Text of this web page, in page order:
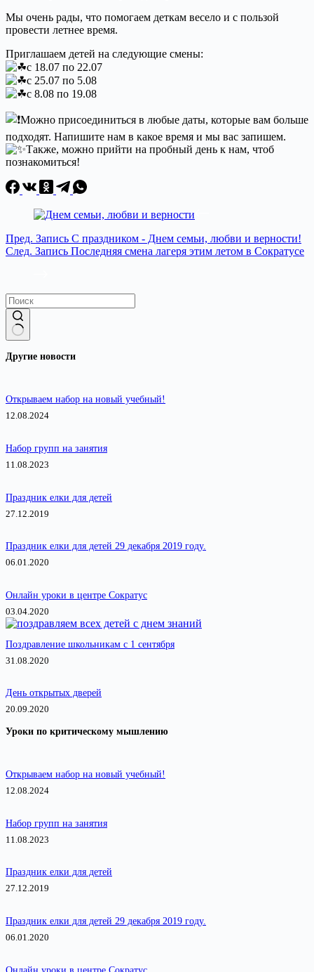
Мы очень рады, что помогаем деткам весело и с пользой
провести летнее время.
Приглашаем детей на следующие смены:
с 18.07 по 22.07
с 25.07 по 5.08
с 8.08 по 19.08
Можно присоединиться в любые даты, которые вам больше
подходят. Напишите нам в какое время и мы вас запишем.
Также, можно прийти на пробный день к нам, чтоб
познакомиться!
Пред. Запись С праздником - Днем семьи, любви и верности!
След. Запись Последняя смена лагеря этим летом в Сократусе
не
Другие новости
Открываем набор на новый учебный!
12.08.2024
Набор групп на занятия
11.08.2023
Праздник елки для детей
27.12.2019
Праздник елки для детей 29 декабря 2019 году.
06.01.2020
Онлайн уроки в центре Сократус
03.04.2020
Поздравление школьникам с 1 сентября
31.08.2020
День открытых дверей
20.09.2020
Уроки по критическому мышлению
Открываем набор на новый учебный!
12.08.2024
Набор групп на занятия
11.08.2023
Праздник елки для детей
27.12.2019
Праздник елки для детей 29 декабря 2019 году.
06.01.2020
Онлайн уроки в центре Сократус